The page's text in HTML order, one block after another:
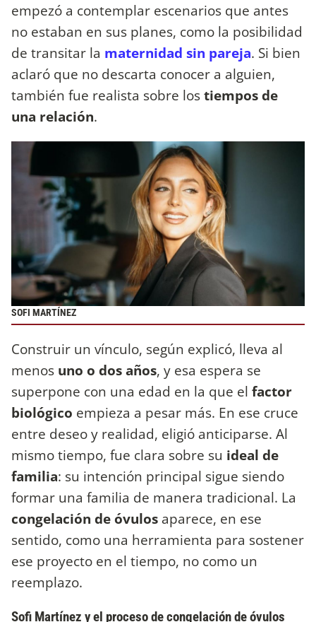
empezó a contemplar escenarios que antes
no estaban en sus planes, como la posibilidad
de transitar la maternidad sin pareja. Si bien
aclaró que no descarta conocer a alguien,
también fue realista sobre lostiempos de
una relación.
SOFI MARTÍNEZ
Construir un vínculo, según explicó, lleva al
menos uno o dos años, y esa espera se
superpone con una edad en la que el factor
biológico empieza a pesar más. En ese cruce
entre deseo y realidad, eligió anticiparse. Al
mismo tiempo, fue clara sobre su ideal de
familia: su intención principal sigue siendo
formar una familia de manera tradicional. La
congelación de óvulos aparece, en ese
sentido, como una herramienta para sostener
ese proyecto en el tiempo, no como un
reemplazo.
Sofi Martínez y el proceso de congelación de óvulos